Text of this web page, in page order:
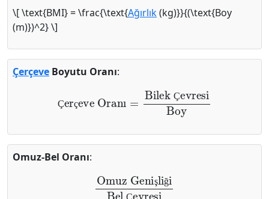
\[ \text{BMI} = \frac{\text{Ağırlık(kg)}}{(\text{Boy
(m)})^2} \]
Çerçeve Boyutu Oranı:
Ç ç
Ç
Bilek ÇevresiBoy
Omuz-Bel Oranı:
ş ğ
Omuz GenişliğiBel Çevresi